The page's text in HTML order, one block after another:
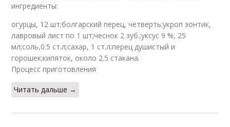
ингредиенты:
огурцы, 12 шт;болгарский перец, четверть;укроп зонтик,
лавровый лист по 1 шт;чеснок 2 зуб.;уксус 9 %, 25
мл;соль,0.5 ст.л;сахар, 1 ст.л;перец душистый и
горошек;кипяток, около 2.5 стакана.
Процесс приготовления
Читать дальше →